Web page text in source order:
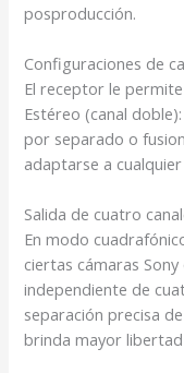
posproducción.
Configuraciones de
El receptor le
Estéreo (canal
por separado o
adaptarse a
Salida de cuatro
En modo
ciertas cámaras
independiente de
separación precisa
brinda mayor